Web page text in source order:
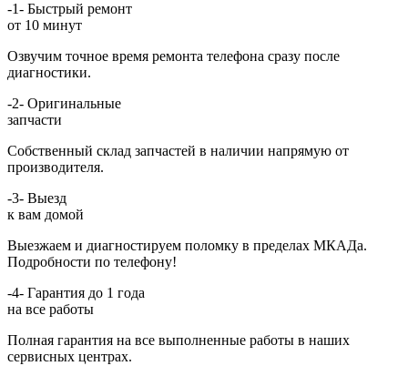
-1- Быстрый ремонт
от 10 минут
Озвучим точное время ремонта телефона сразу после
диагностики.
-2- Оригинальные
запчасти
Собственный склад запчастей в наличии напрямую от
производителя.
-3- Выезд
к вам домой
Выезжаем и диагностируем поломку в пределах МКАДа.
Подробности по телефону!
-4- Гарантия до 1 года
на все работы
Полная гарантия на все выполненные работы в наших
сервисных центрах.